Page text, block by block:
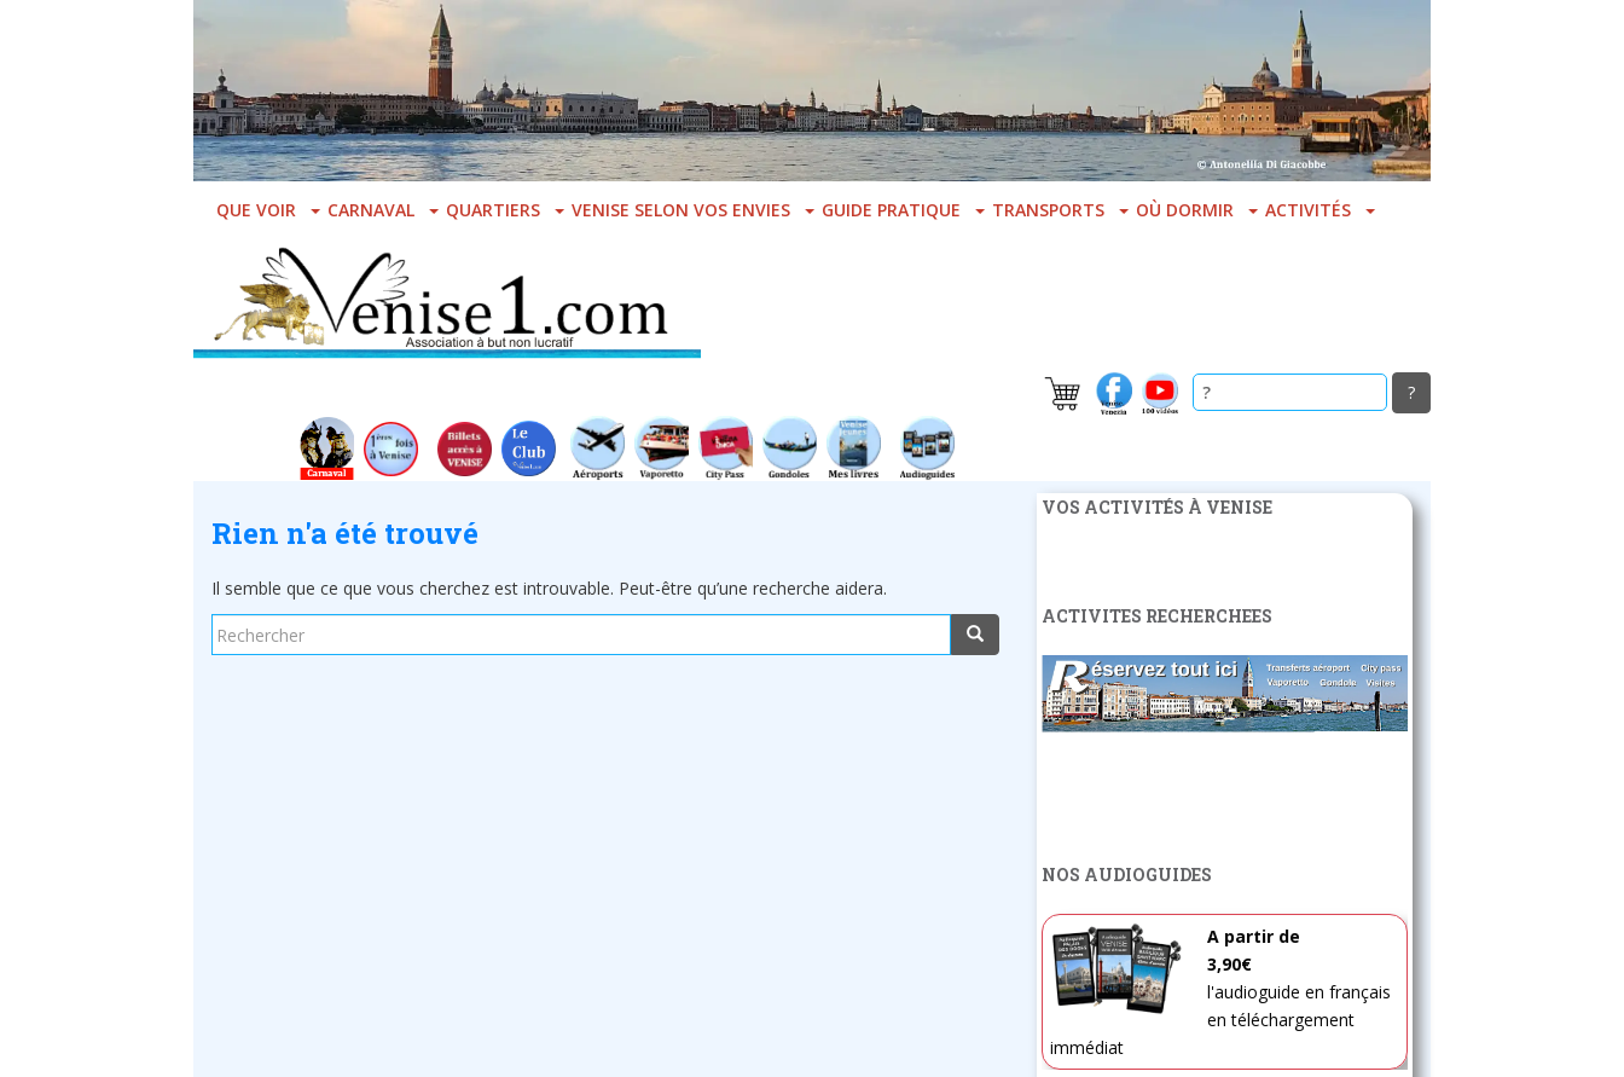
main
content
QUE VOIR CARNAVAL QUARTIERS VENISE SELON VOS ENVIES GUIDE PRATIQUE TRANSPORTS OÙ DORMIR ACTIVITÉS
Rien n'a été trouvé
Il semble que ce que vous cherchez est introuvable. Peut-être qu’une recherche aidera.
Rechercher...
VOS ACTIVITÉS À VENISE
ACTIVITES RECHERCHEES
NOS AUDIOGUIDES
A partir de
3,90€
l'audioguide en français
en téléchargement
immédiat